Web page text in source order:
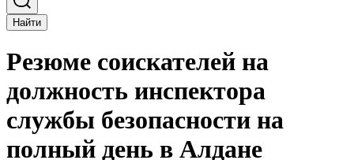
Найти
Резюме соискателей на
должность инспектора
службы безопасности на
полный день в Алдане